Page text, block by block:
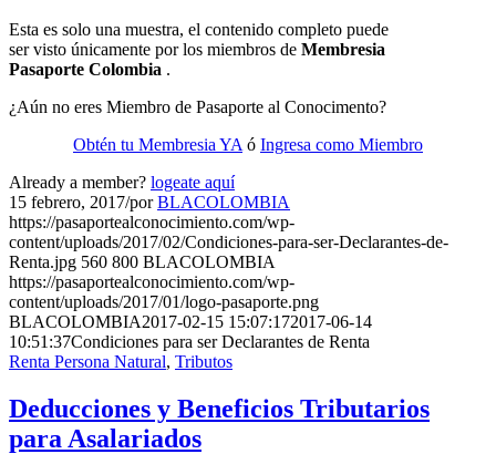
Esta es solo una muestra, el contenido completo puede
ser visto únicamente por los miembros de Membresia
Pasaporte Colombia .
¿Aún no eres Miembro de Pasaporte al Conocimento?
Obtén tu Membresia YA ó Ingresa como Miembro
Already a member? logeate aquí
15 febrero, 2017/porBLACOLOMBIA
https://pasaportealconocimiento.com/wp-
content/uploads/2017/02/Condiciones-para-ser-Declarantes-de-
Renta.jpg 560 800 BLACOLOMBIA
https://pasaportealconocimiento.com/wp-
content/uploads/2017/01/logo-pasaporte.png
BLACOLOMBIA2017-02-15 15:07:172017-06-14
10:51:37Condiciones para ser Declarantes de Renta
Renta Persona Natural, Tributos
Deducciones y Beneficios Tributarios
para Asalariados